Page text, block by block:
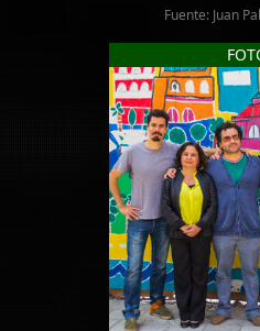
Fuente: Juan